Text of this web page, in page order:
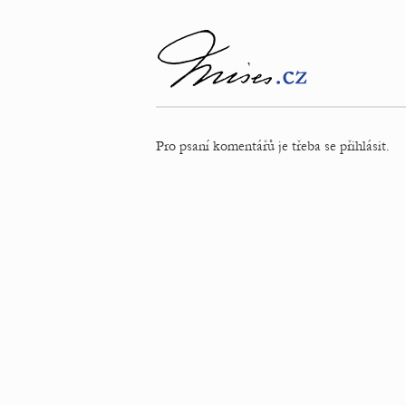
Pro psaní komentářů je třeba se přihlásit.